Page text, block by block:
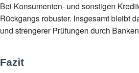
Bei Konsumenten- und sonstigen
Rückgangs robuster. Insgesamt bleibt
und strengerer Prüfungen durch
Fazit